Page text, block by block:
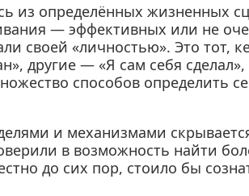
из определённых жизненных
— эффективных или не
своей «личностью». Это тот,
другие — «Я сам себя
способов определить
и механизмами
в возможность найти
до сих пор, стоило бы